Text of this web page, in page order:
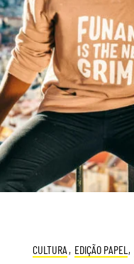
CULTURA , EDIÇÃO PAPEL ,